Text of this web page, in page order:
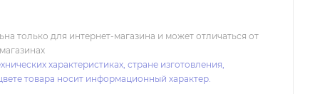
только для интернет-магазина и может отличаться от
характеристиках, стране изготовления,
товара носит информационный характер.